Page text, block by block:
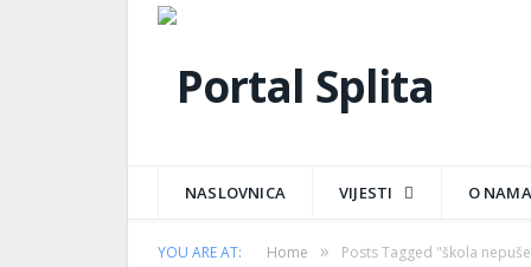
NASLOVNICA VIJESTI O NAMA
YOU ARE AT: Home » Posts Tagged "škola